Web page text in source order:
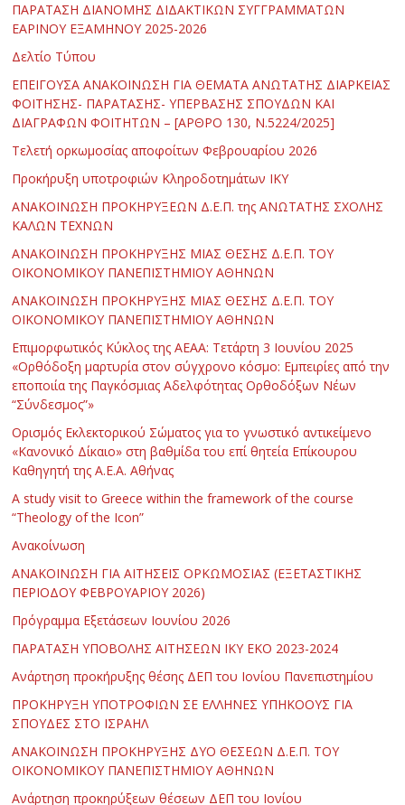
ΠΑΡΑΤΑΣΗ ΔΙΑΝΟΜΗΣ ΔΙΔΑΚΤΙΚΩΝ ΣΥΓΓΡΑΜΜΑΤΩΝ
ΕΑΡΙΝΟΥ ΕΞΑΜΗΝΟΥ 2025-2026
Δελτίο Τύπου
ΕΠΕΙΓΟΥΣΑ ΑΝΑΚΟΙΝΩΣΗ ΓΙΑ ΘΕΜΑΤΑ ΑΝΩΤΑΤΗΣ ΔΙΑΡΚΕΙΑΣ
ΦΟΙΤΗΣΗΣ- ΠΑΡΑΤΑΣΗΣ- ΥΠΕΡΒΑΣΗΣ ΣΠΟΥΔΩΝ ΚΑΙ
ΔΙΑΓΡΑΦΩΝ ΦΟΙΤΗΤΩΝ – [ΑΡΘΡΟ 130, Ν.5224/2025]
Τελετή ορκωμοσίας αποφοίτων Φεβρουαρίου 2026
Προκήρυξη υποτροφιών Κληροδοτημάτων ΙΚΥ
ΑΝΑΚΟΙΝΩΣΗ ΠΡΟΚΗΡΥΞΕΩΝ Δ.Ε.Π. της ΑΝΩΤΑΤΗΣ ΣΧΟΛΗΣ
ΚΑΛΩΝ ΤΕΧΝΩΝ
ΑΝΑΚΟΙΝΩΣΗ ΠΡΟΚΗΡΥΞΗΣ ΜΙΑΣ ΘΕΣΗΣ Δ.Ε.Π. ΤΟΥ
ΟΙΚΟΝΟΜΙΚΟΥ ΠΑΝΕΠΙΣΤΗΜΙΟΥ ΑΘΗΝΩΝ
ΑΝΑΚΟΙΝΩΣΗ ΠΡΟΚΗΡΥΞΗΣ ΜΙΑΣ ΘΕΣΗΣ Δ.Ε.Π. ΤΟΥ
ΟΙΚΟΝΟΜΙΚΟΥ ΠΑΝΕΠΙΣΤΗΜΙΟΥ ΑΘΗΝΩΝ
Επιμορφωτικός Κύκλος της ΑΕΑΑ: Τετάρτη 3 Ιουνίου 2025
«Ορθόδοξη μαρτυρία στον σύγχρονο κόσμο: Εμπειρίες από την
εποποιία της Παγκόσμιας Αδελφότητας Ορθοδόξων Νέων
“Σύνδεσμος”»
Ορισμός Εκλεκτορικού Σώματος για το γνωστικό αντικείμενο
«Κανονικό Δίκαιο» στη βαθμίδα του επί θητεία Επίκουρου
Καθηγητή της Α.Ε.Α. Αθήνας
Α study visit to Greece within the framework of the course
“Theology of the Icon”
Ανακοίνωση
ΑΝΑΚΟΙΝΩΣΗ ΓΙΑ ΑΙΤΗΣΕΙΣ ΟΡΚΩΜΟΣΙΑΣ (ΕΞΕΤΑΣΤΙΚΗΣ
ΠΕΡΙΟΔΟΥ ΦΕΒΡΟΥΑΡΙΟΥ 2026)
Πρόγραμμα Εξετάσεων Ιουνίου 2026
ΠΑΡΑΤΑΣΗ ΥΠΟΒΟΛΗΣ ΑΙΤΗΣΕΩΝ ΙΚΥ ΕΚΟ 2023-2024
Ανάρτηση προκήρυξης θέσης ΔΕΠ του Ιονίου Πανεπιστημίου
ΠΡΟΚΗΡΥΞΗ ΥΠΟΤΡΟΦΙΩΝ ΣΕ ΕΛΛΗΝΕΣ ΥΠΗΚΟΟΥΣ ΓΙΑ
ΣΠΟΥΔΕΣ ΣΤΟ ΙΣΡΑΗΛ
ΑΝΑΚΟΙΝΩΣΗ ΠΡΟΚΗΡΥΞΗΣ ΔΥΟ ΘΕΣΕΩΝ Δ.Ε.Π. ΤΟΥ
ΟΙΚΟΝΟΜΙΚΟΥ ΠΑΝΕΠΙΣΤΗΜΙΟΥ ΑΘΗΝΩΝ
Ανάρτηση προκηρύξεων θέσεων ΔΕΠ του Ιονίου